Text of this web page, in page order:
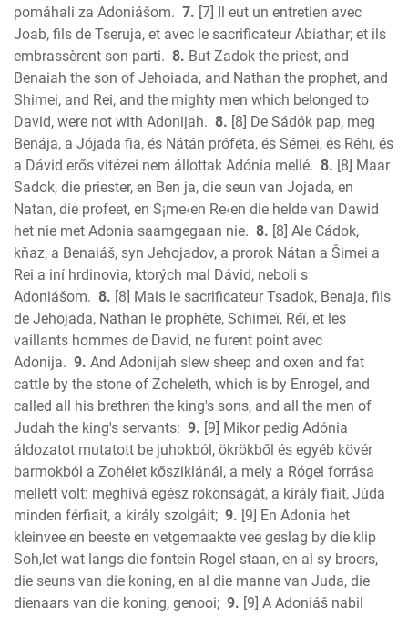
pomáhali za Adoniášom. 7. [7] Il eut un entretien avec
Joab, fils de Tseruja, et avec le sacrificateur Abiathar; et ils
embrassèrent son parti. 8. But Zadok the priest, and
Benaiah the son of Jehoiada, and Nathan the prophet, and
Shimei, and Rei, and the mighty men which belonged to
David, were not with Adonijah. 8. [8] De Sádók pap, meg
Benája, a Jójada fia, és Nátán próféta, és Sémei, és Réhi, és
a Dávid erős vitézei nem állottak Adónia mellé. 8. [8] Maar
Sadok, die priester, en Ben ja, die seun van Jojada, en
Natan, die profeet, en S¡me‹en Re‹en die helde van Dawid
het nie met Adonia saamgegaan nie. 8. [8] Ale Cádok,
kňaz, a Benaiáš, syn Jehojadov, a prorok Nátan a Šimei a
Rei a iní hrdinovia, ktorých mal Dávid, neboli s
Adoniášom. 8. [8] Mais le sacrificateur Tsadok, Benaja, fils
de Jehojada, Nathan le prophète, Schimeï, Réï, et les
vaillants hommes de David, ne furent point avec
Adonija. 9. And Adonijah slew sheep and oxen and fat
cattle by the stone of Zoheleth, which is by Enrogel, and
called all his brethren the king's sons, and all the men of
Judah the king's servants: 9. [9] Mikor pedig Adónia
áldozatot mutatott be juhokból, ökrökből és egyéb kövér
barmokból a Zohélet kősziklánál, a mely a Rógel forrása
mellett volt: meghívá egész rokonságát, a király fiait, Júda
minden férfiait, a király szolgáit; 9. [9] En Adonia het
kleinvee en beeste en vetgemaakte vee geslag by die klip
Soh,let wat langs die fontein Rogel staan, en al sy broers,
die seuns van die koning, en al die manne van Juda, die
dienaars van die koning, genooi; 9. [9] A Adoniáš nabil